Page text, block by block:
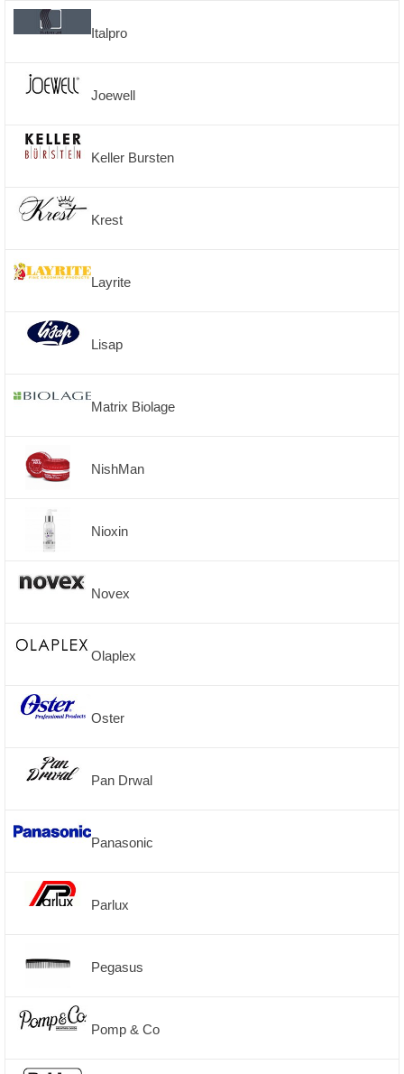
Italpro
Joewell
Keller Bursten
Krest
Layrite
Lisap
Matrix Biolage
NishMan
Nioxin
Novex
Olaplex
Oster
Pan Drwal
Panasonic
Parlux
Pegasus
Pomp & Co